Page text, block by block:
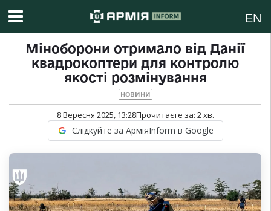
EN
Міноборони отримало від Данії
квадрокоптери для контролю
якості розмінування
НОВИНИ
8 Вересня 2025, 13:28Прочитаєте за: 2хв.
Слідкуйте за АрміяInform в Google